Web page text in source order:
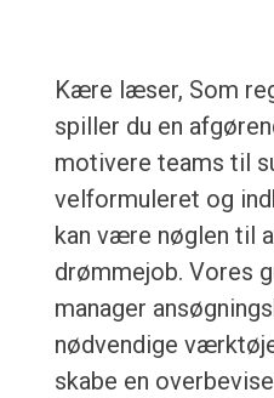
Kære læser, Som
spiller du en
motivere teams til
velformuleret og
kan være nøglen til
drømmejob. Vores
manager
nødvendige
skabe en